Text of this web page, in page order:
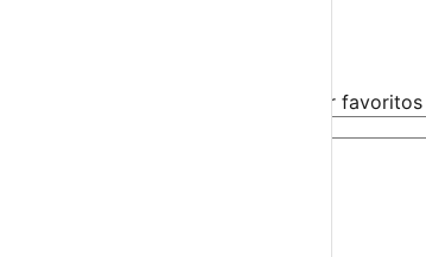
Cria uma conta gratuita para guardar